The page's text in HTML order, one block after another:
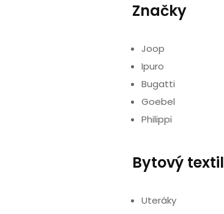
Značky
Joop
Ipuro
Bugatti
Goebel
Philippi
Bytový textil
Uteráky